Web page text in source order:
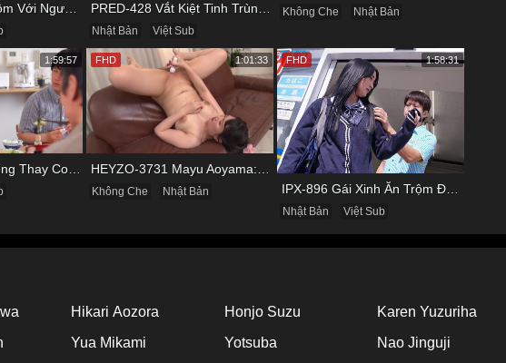
IPX-934 Vụng Trộm Với Người Yêu Cũ Trong Khách Sạn PRED-428 Vắt Kiệt Tinh Trùng Của Bạn Trai Để Chừa Thói Lăng Nhăng
Nhật Bản Việt Sub
Không Che Nhật Bản
1:59:57
Không Che Nhật Bản
FHD 1:01:33
IPX-896 Gái Xinh Ăn Trộm Đồ Ở Cửa Hàng Và Cái Kết
Nhật Bản Việt Sub
FHD 1:58:31
Hikari Aozora
Yua Mikami
Honjo Suzu
Yotsuba
Karen Yuzuriha
Nao Jinguji